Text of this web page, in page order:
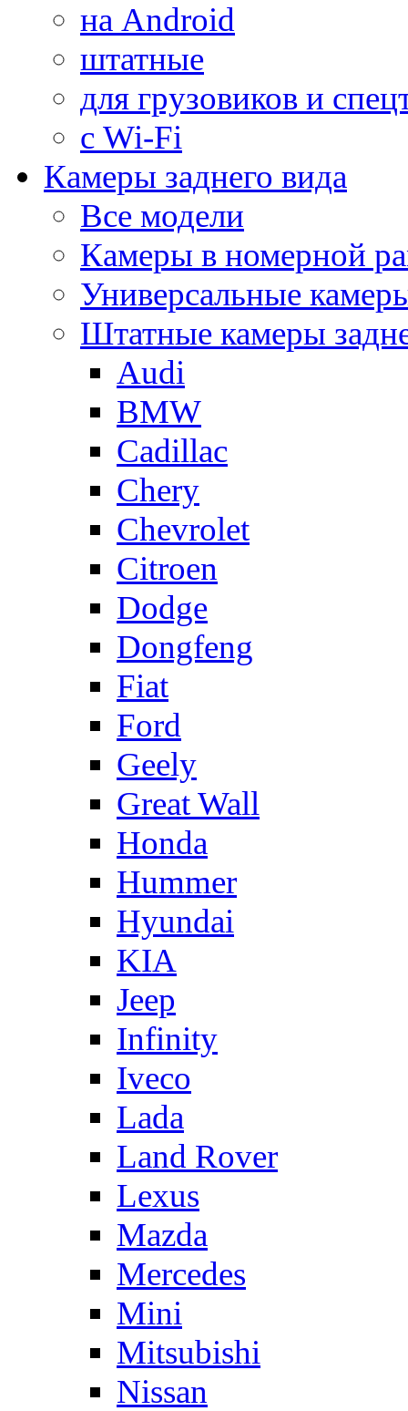
на Android
штатные
для грузовиков и
с Wi-Fi
Камеры заднего вида
Все модели
Камеры в номерной
Универсальные
Штатные камеры
Audi
BMW
Cadillac
Chery
Chevrolet
Citroen
Dodge
Dongfeng
Fiat
Ford
Geely
Great Wall
Honda
Hummer
Hyundai
KIA
Jeep
Infinity
Iveco
Lada
Land Rover
Lexus
Mazda
Mercedes
Mini
Mitsubishi
Nissan